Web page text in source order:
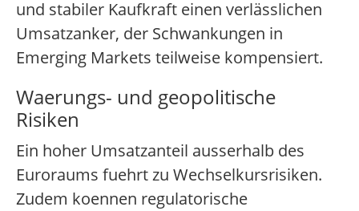
und stabiler Kaufkraft einen verlässlichen
Umsatzanker, der Schwankungen in
Emerging Markets teilweise kompensiert.
Waerungs- und geopolitische
Risiken
Ein hoher Umsatzanteil ausserhalb des
Euroraums fuehrt zu Wechselkursrisiken.
Zudem koennen regulatorische